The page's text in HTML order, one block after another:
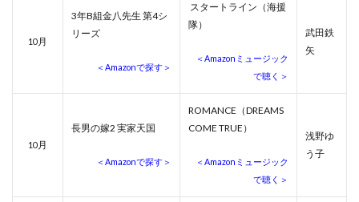
10月
3年B組金八先生 第4シ
リーズ
＜Amazonで探す＞
スタートライン（海援
隊）
＜Amazonミュージック
で聴く＞
武田鉄
矢
10月
長男の嫁2 実家天国
＜Amazonで探す＞
ROMANCE（DREAMS
COME TRUE）
＜Amazonミュージック
で聴く＞
浅野ゆ
う子